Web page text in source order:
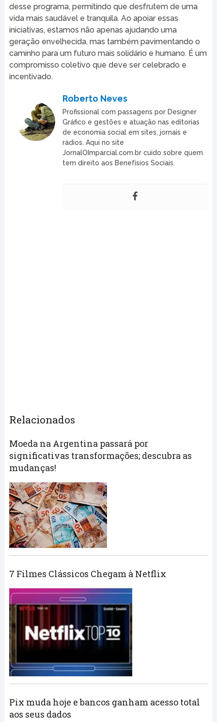
desse programa, permitindo que desfrutem de uma
vida mais saudável e tranquila. Ao apoiar essas
iniciativas, estamos não apenas ajudando uma
geração envelhecida, mas também pavimentando o
caminho para um futuro mais solidário e humano. É um
compromisso coletivo que deve ser celebrado e
incentivado.
Roberto Neves
Profissional com passagens por Designer
Gráfico e gestões e atuação nas editorias
de economia social em sites, jornais e
rádios. Aqui no site
JornalOImparcial.com.br cuido sobre quem
tem direito aos Benefísios Sociais.
Relacionados
Moeda na Argentina passará por
significativas transformações; descubra as
mudanças!
7 Filmes Clássicos Chegam à Netflix
Pix muda hoje e bancos ganham acesso total
aos seus dados